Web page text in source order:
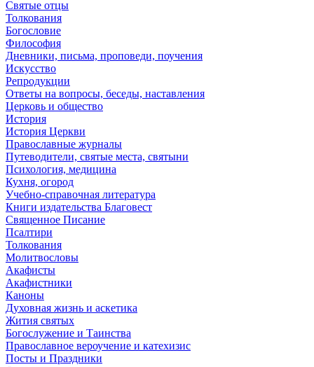
Святые отцы
Толкования
Богословие
Философия
Дневники, письма, проповеди, поучения
Искусство
Репродукции
Ответы на вопросы, беседы, наставления
Церковь и общество
История
История Церкви
Православные журналы
Путеводители, святые места, святыни
Психология, медицина
Кухня, огород
Учебно-справочная литература
Книги издательства Благовест
Священное Писание
Псалтири
Толкования
Молитвословы
Акафисты
Акафистники
Каноны
Духовная жизнь и аскетика
Жития святых
Богослужение и Таинства
Православное вероучение и катехизис
Посты и Праздники